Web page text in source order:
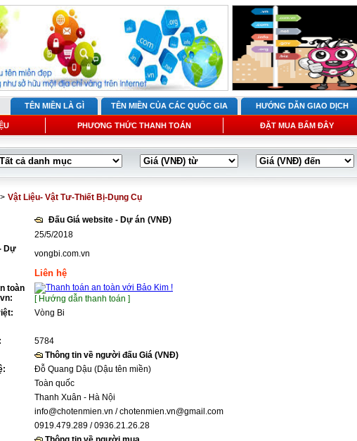
TÊN MIỀN LÀ GÌ TÊN MIỀN CỦA CÁC QUỐC GIA HƯỚNG DẪN GIAO DỊCH
PHƯƠNG THỨC THANH TOÁN ĐẶT MUA BẤM ĐÂY
Vật Liệu- Vật Tư-Thiết Bị-Dụng Cụ
Đấu Giá website - Dự án (VNĐ)
25/5/2018
Dự
vongbi.com.vn
Liên hệ
toàn
[ Hướng dẫn thanh toán ]
Vòng Bi
5784
Thông tin về người đấu Giá (VNĐ)
Đỗ Quang Dậu (Dậu tên miền)
Toàn quốc
Thanh Xuân - Hà Nội
info@chotenmien.vn / chotenmien.vn@gmail.com
0919.479.289 / 0936.21.26.28